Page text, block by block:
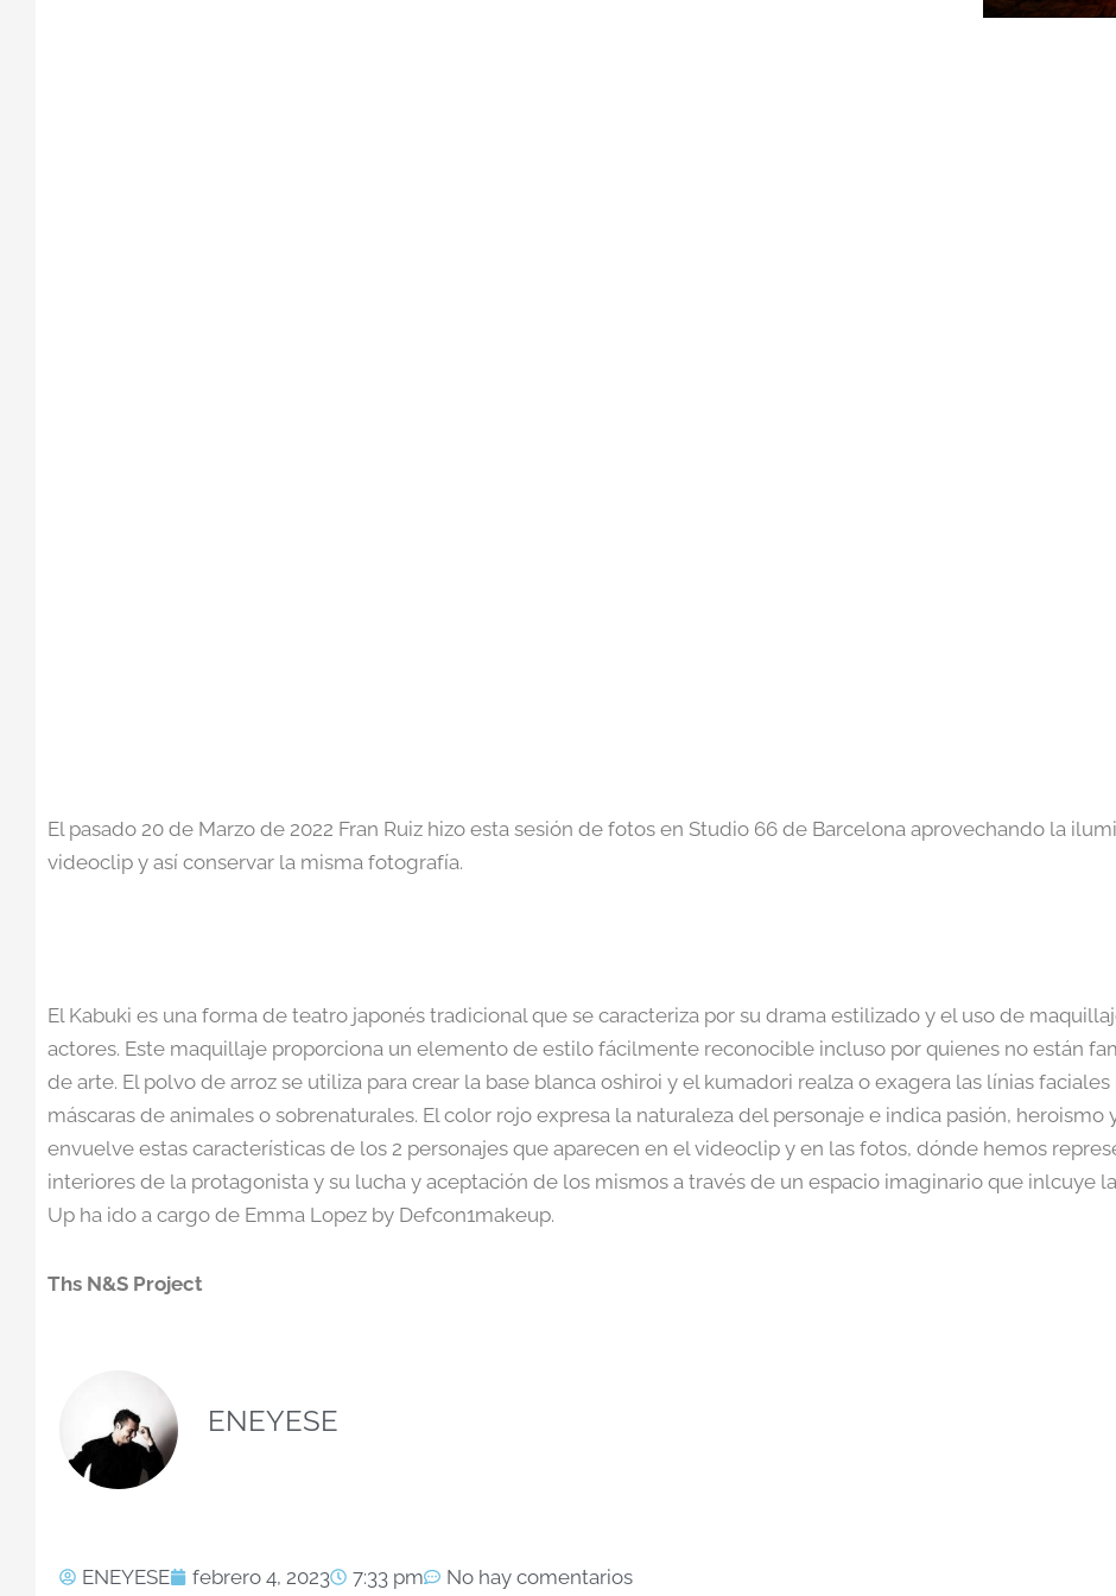
El pasado 20 de Marzo de 2022 Fran Ruiz hizo esta sesión de fotos en Studio 66 de Barcelona aprovechando la
videoclip y así conservar la misma fotografía.
El Kabuki es una forma de teatro japonés tradicional que se caracteriza por su drama estilizado y el uso de
actores. Este maquillaje proporciona un elemento de estilo fácilmente reconocible incluso por quienes no están
de arte. El polvo de arroz se utiliza para crear la base blanca oshiroi y el kumadori realza o exagera las línias
máscaras de animales o sobrenaturales. El color rojo expresa la naturaleza del personaje e indica pasión, heroismo
envuelve estas características de los 2 personajes que aparecen en el videoclip y en las fotos, dónde hemos
interiores de la protagonista y su lucha y aceptación de los mismos a través de un espacio imaginario que inlcuye
Up ha ido a cargo de Emma Lopez by Defcon1makeup.
Ths N&S Project
ENEYESE
ENEYESE febrero 4, 2023 7:33 pm No hay comentarios